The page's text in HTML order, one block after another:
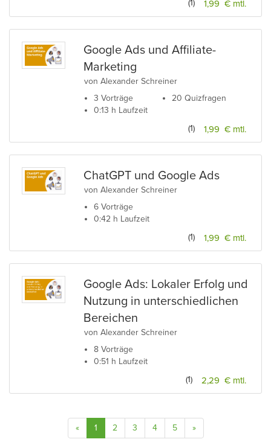
1,99 € mtl.
(1)
Google Ads und Affiliate-
Marketing
von Alexander Schreiner
3 Vorträge
0:13 h Laufzeit
20 Quizfragen
1,99 € mtl.
(1)
ChatGPT und Google Ads
von Alexander Schreiner
6 Vorträge
0:42 h Laufzeit
1,99 € mtl.
(1)
Google Ads: Lokaler Erfolg und
Nutzung in unterschiedlichen
Bereichen
von Alexander Schreiner
8 Vorträge
0:51 h Laufzeit
2,29 € mtl.
(1)
« 1 2 3 4 5 »